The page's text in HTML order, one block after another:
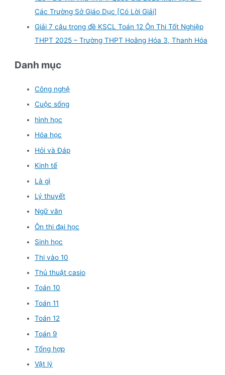
Các Trường Sở Giáo Dục [Có Lời Giải]
Giải 7 câu trong đề KSCL Toán 12 Ôn Thi Tốt Nghiệp
THPT 2025 – Trường THPT Hoằng Hóa 3, Thanh Hóa
Danh mục
Công nghệ
Cuộc sống
hình học
Hóa học
Hỏi và Đáp
Kinh tế
Là gì
Lý thuyết
Ngữ văn
Ôn thi đại học
Sinh học
Thi vào 10
Thủ thuật casio
Toán 10
Toán 11
Toán 12
Toán 9
Tổng hợp
Vật lý